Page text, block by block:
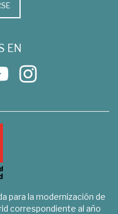
EN
para la modernización de
correspondiente al año